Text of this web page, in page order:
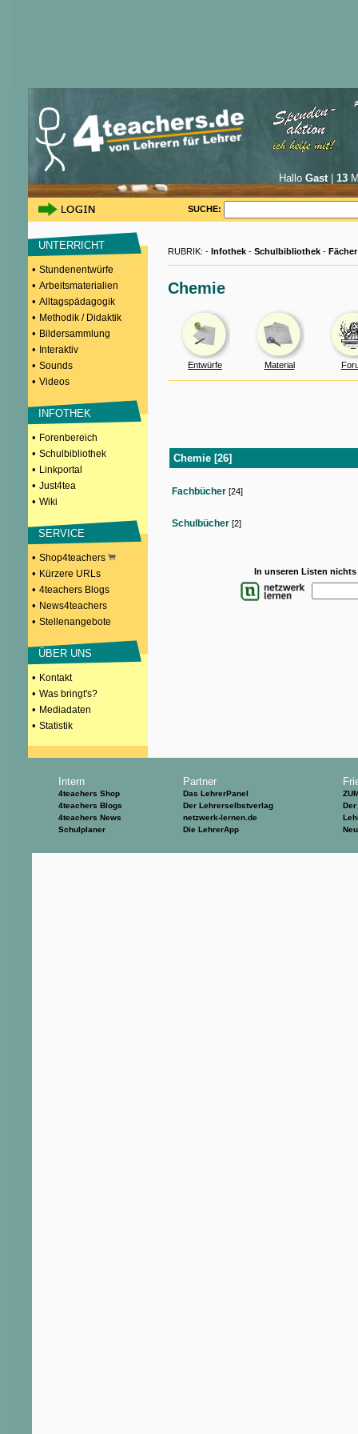
Hallo Gast| 13
SUCHE:
UNTERRICHT
• Stundenentwürfe
• Arbeitsmaterialien
• Alltagspädagogik
• Methodik / Didaktik
• Bildersammlung
• Interaktiv
• Sounds
• Videos
INFOTHEK
• Forenbereich
• Schulbibliothek
• Linkportal
• Just4tea
• Wiki
SERVICE
• Shop4teachers
• Kürzere URLs
• 4teachers Blogs
• News4teachers
• Stellenangebote
ÜBER UNS
• Kontakt
• Was bringt's?
• Mediadaten
• Statistik
RUBRIK: - Infothek - Schulbibliothek - Fächer
Chemie
Entwürfe Material
Chemie [26]
Fachbücher [24]
Schulbücher [2]
In unseren Listen
Intern
4teachers Shop
4teachers Blogs
4teachers News
Schulplaner
Partner
Das LehrerPanel
Der Lehrerselbstverlag
netzwerk-lernen.de
Die LehrerApp